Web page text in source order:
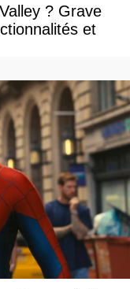
? Grave
et